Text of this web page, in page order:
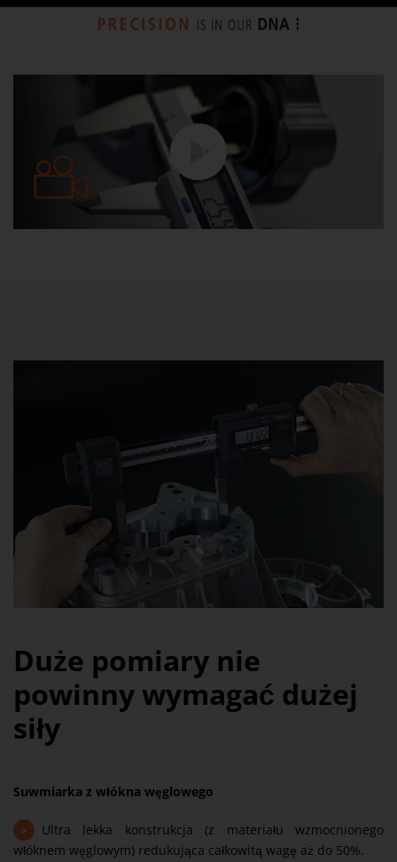
Duże pomiary nie
powinny wymagać dużej
siły
Suwmiarka z włókna węglowego
>
Ultra lekka konstrukcja (z materiału wzmocnionego
włóknem węglowym) redukująca całkowitą wagę aż do 50%.